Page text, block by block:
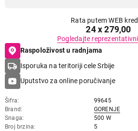
Rata putem WEB
24 x 279,00
Pogledajte
Raspoloživost u radnjama
Isporuka na teritoriji cele Srbije
Uputstvo za online poručivanje
Šifra
99645
Brand
GORENJE
Snaga
500 W
Broj brzina
5